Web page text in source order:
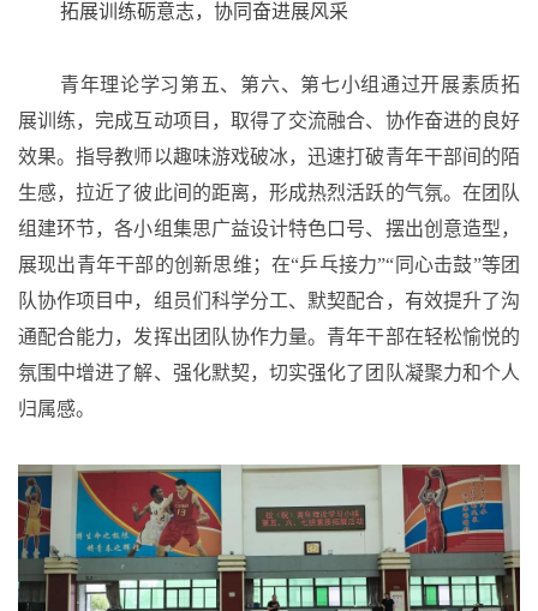
拓展训练砺意志，协同奋进展风采
青年理论学习第五、第六、第七小组通过开展素质拓
展训练，完成互动项目，取得了交流融合、协作奋进的良好
效果。指导教师以趣味游戏破冰，迅速打破青年干部间的陌
生感，拉近了彼此间的距离，形成热烈活跃的气氛。在团队
组建环节，各小组集思广益设计特色口号、摆出创意造型，
展现出青年干部的创新思维；在“乒乓接力”“同心击鼓”等团
队协作项目中，组员们科学分工、默契配合，有效提升了沟
通配合能力，发挥出团队协作力量。青年干部在轻松愉悦的
氛围中增进了解、强化默契，切实强化了团队凝聚力和个人
归属感。